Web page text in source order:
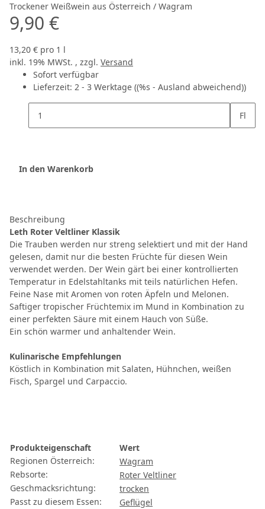
Trockener Weißwein aus Österreich / Wagram
9,90 €
13,20 € pro 1 l
inkl. 19% MWSt. , zzgl. Versand
Sofort verfügbar
Lieferzeit: 2 - 3 Werktage ((%s - Ausland abweichend))
Fl
In den Warenkorb
Beschreibung
Leth Roter Veltliner Klassik
Die Trauben werden nur streng selektiert und mit der Hand
gelesen, damit nur die besten Früchte für diesen Wein
verwendet werden. Der Wein gärt bei einer kontrollierten
Temperatur in Edelstahltanks mit teils natürlichen Hefen.
Feine Nase mit Aromen von roten Äpfeln und Melonen.
Saftiger tropischer Früchtemix im Mund in Kombination zu
einer perfekten Säure mit einem Hauch von Süße.
Ein schön warmer und anhaltender Wein.
Kulinarische Empfehlungen
Köstlich in Kombination mit Salaten, Hühnchen, weißen
Fisch, Spargel und Carpaccio.
Produkteigenschaft
Wert
Regionen Österreich:
Wagram
Rebsorte:
Roter Veltliner
Geschmacksrichtung:
trocken
Passt zu diesem Essen:
Geflügel